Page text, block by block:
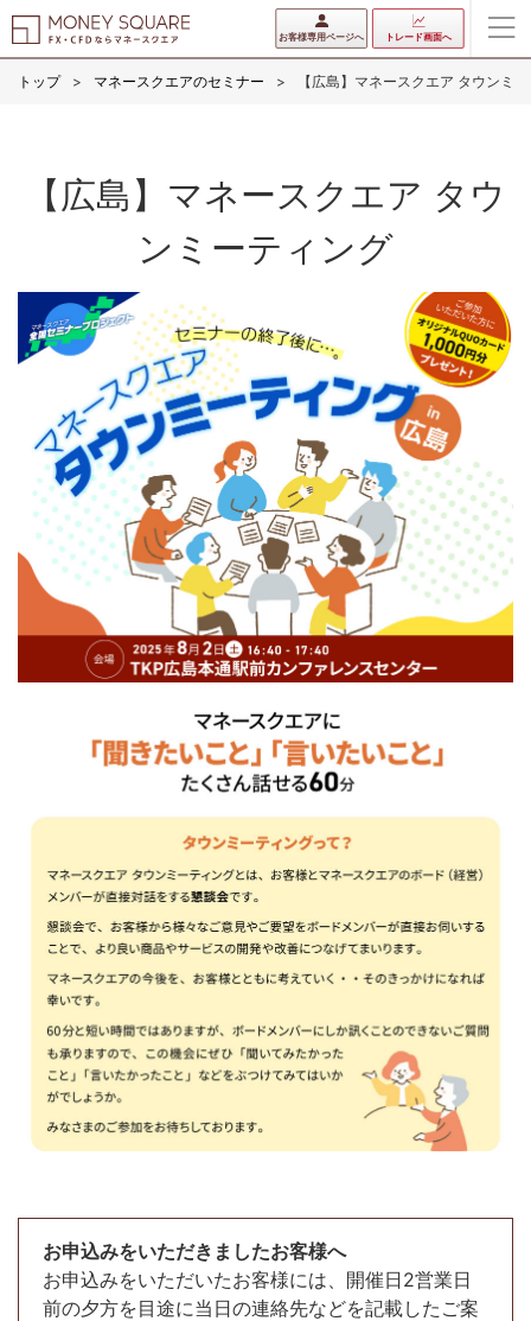
お客様専用ページへ トレード画面へ
トップ マネースクエアのセミナー 【広島】マネースクエア タウンミ
【広島】マネースクエア タウ
ンミーティング
お申込みをいただきましたお客様へ
お申込みをいただいたお客様には、開催日2営業日
前の夕方を目途に当日の連絡先などを記載したご案